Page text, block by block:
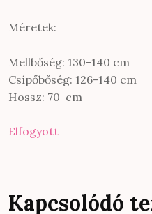
Méretek:
Mellbőség: 130-140 cm
Csípőbőség: 126-140 cm
Hossz: 70 cm
Elfogyott
Kapcsolódó